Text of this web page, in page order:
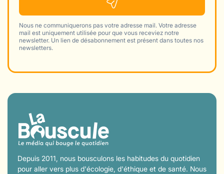
Nous ne communiquerons pas votre adresse mail. Votre adresse
mail est uniquement utilisée pour que vous receviez notre
newsletter. Un lien de désabonnement est présent dans toutes nos
newsletters.
Depuis 2011, nous bousculons les habitudes du quotidien
pour aller vers plus d'écologie, d'éthique et de santé. Nous